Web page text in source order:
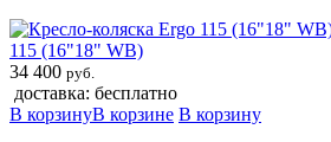
115 (16"18" WB)
34 400 руб.
доставка: бесплатно
В корзинуВ корзине В корзину